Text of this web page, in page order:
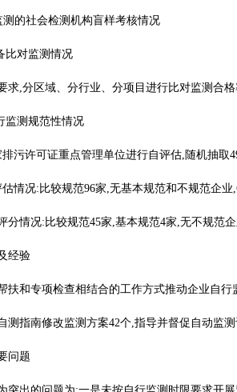
测的社会检测机构盲样考核情况
比对监测情况
求,分区域、分行业、分项目进行比对监测合
监测规范性情况
排污许可证重点管理单位进行自评估,随机抽取
估情况:比较规范96家,无基本规范和不规范企
分情况:比较规范45家,基本规范4家,无不规范
经验
扶和专项检查相结合的工作方式推动企业自
测指南修改监测方案42个,指导并督促自动监
问题